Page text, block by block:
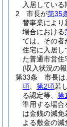
入居している
2
市長が第35
替事業により
場合における
ては、その者
住宅に入居し
た普通市営住
(収入状況の
第33条
市長は
項
第2項若
る認定等、 第
準用する場合
は金銭の減免
よる敷金の減